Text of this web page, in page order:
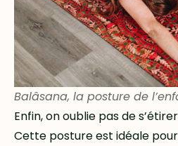
Balâsana, la posture de
Enfin, on oublie pas de
Cette posture est idéale